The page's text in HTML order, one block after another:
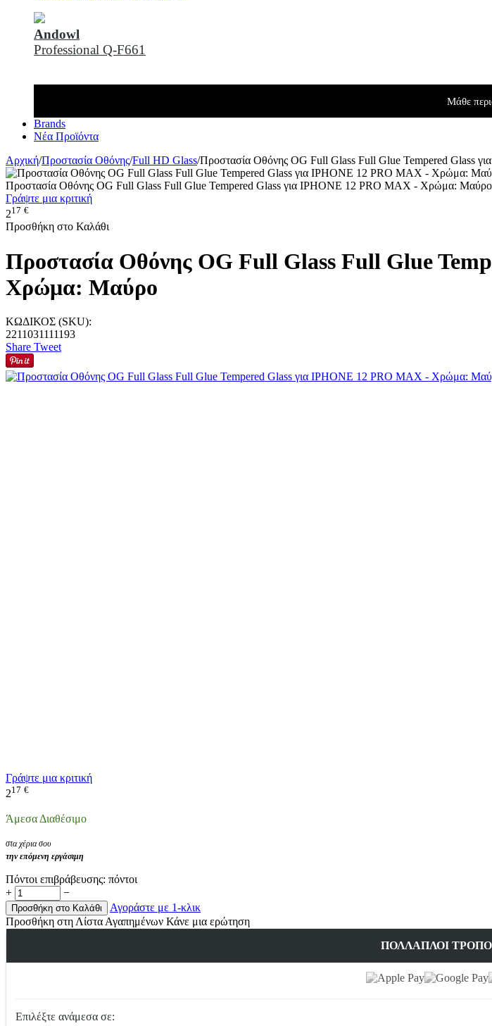
Andowl
Professional Q-F661
Μάθε
Brands
Νέα Προϊόντα
Αρχική/Προστασία Οθόνης/Full HD Glass/Προστασία Οθόνης OG Full Glass Full Glue Tempered Glass
Προστασία Οθόνης OG Full Glass Full Glue Tempered Glass για IPHONE 12 PRO MAX - Χρώμα: Μαύρο
Γράψτε μια κριτική
217 €
Προσθήκη στο Καλάθι
Προστασία Οθόνης OG Full Glass Full Glue
Χρώμα: Μαύρο
ΚΩΔΙΚΟΣ (SKU):
2211031111193
Share Tweet
Γράψτε μια κριτική
217 €
Άμεσα Διαθέσιμο
στα χέρια σου
την επόμενη εργάσιμη
Πόντοι επιβράβευσης: πόντοι
+
−
Προσθήκη στο Καλάθι
Αγοράστε με 1-κλικ
Προσθήκη στη Λίστα Αγαπημένων Κάνε μια ερώτηση
ΠΟΛΛΑΠΛΟΊ
Επιλέξτε ανάμεσα σε: